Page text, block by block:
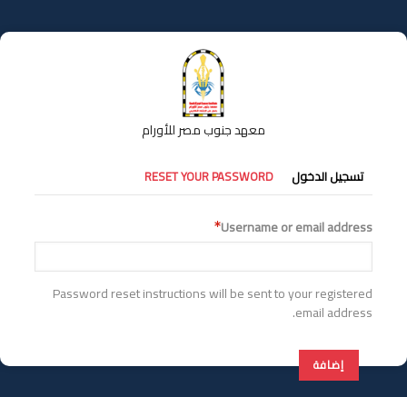
إلى
المحتوى
معهد جنوب مصر للأورام
التبويبات
الأساسية
تسجيل الدخول RESET YOUR PASSWORD
Username or email address
Password reset instructions will be sent to your registered
email address.